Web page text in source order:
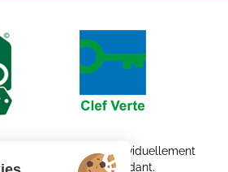
BWH Hotels est individuellement
propriétaire indépendant.